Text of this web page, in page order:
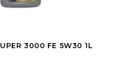
3000 FE 5W30 1L